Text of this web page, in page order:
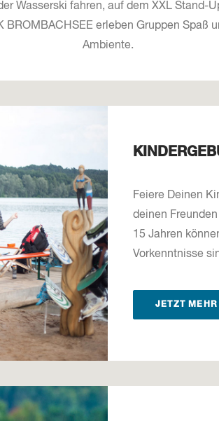
Wasserski fahren, auf dem XXL Stand-
BROMBACHSEE erleben Gruppen Spaß
Ambiente.
Feiere Deinen
deinen
15 Jahren
Vorkenntnisse
JETZT MEHR